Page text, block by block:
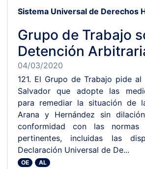
Sistema Universal de Derechos
Grupo de Trabajo
Detención
04/03/2020
121. El Grupo de Trabajo pide
Salvador que adopte las
para remediar la situación de
Arana y Hernández sin
conformidad con las normas
pertinentes, incluidas las
Declaración Universal de De...
OE AL